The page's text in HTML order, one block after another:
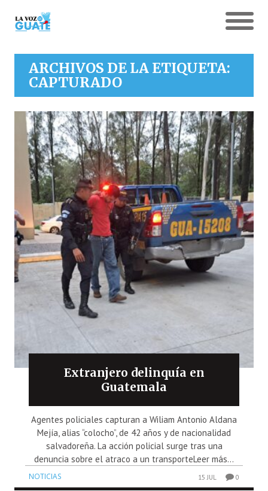
ARCHIVOS DE LA ETIQUETA:
CAPTURADO
Extranjero delinquía en
Guatemala
Agentes policiales capturan a Wiliam Antonio Aldana
Mejía, alias “colocho”, de 42 años y de nacionalidad
salvadoreña. La acción policial surge tras una
denuncia sobre el atraco a un transporteLeer más...
NOTICIAS 15 JUL 0